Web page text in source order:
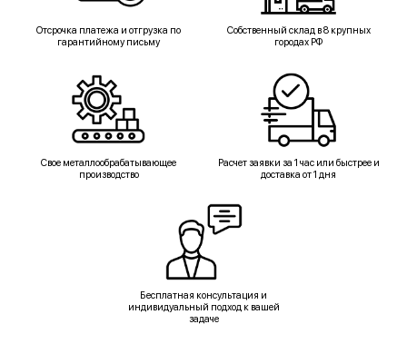
Отсрочка платежа и отгрузка по
гарантийному письму
Собственный склад в 8 крупных
городах РФ
Свое металлообрабатывающее
производство
Расчет заявки за 1 час или быстрее и
доставка от 1 дня
Бесплатная консультация и
индивидуальный подход к вашей
задаче